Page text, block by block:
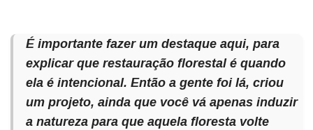
É importante fazer um destaque aqui, para
explicar que restauração florestal é quando
ela é intencional. Então a gente foi lá, criou
um projeto, ainda que você vá apenas induzir
a natureza para que aquela floresta volte